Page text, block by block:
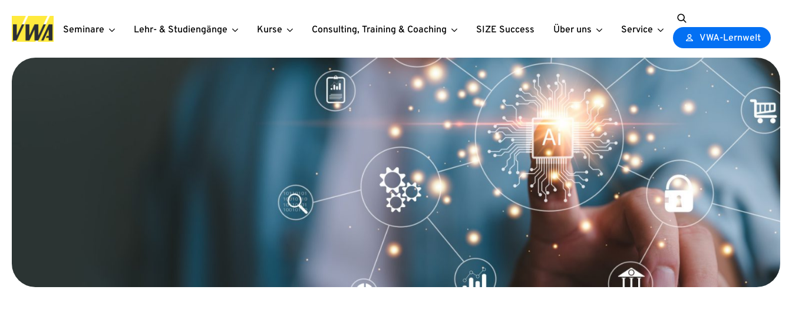
Seminare Lehr- & Studiengänge Kurse Consulting, Training & Coaching SIZE Success Über uns Service
Search
for:
VWA-Lernwelt